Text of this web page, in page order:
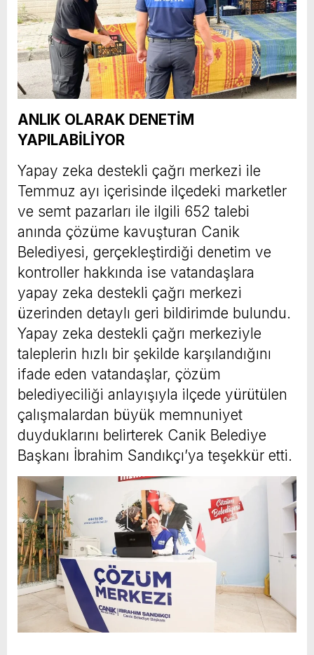
ANLIK OLARAK DENETİM
YAPILABİLİYOR
Yapay zeka destekli çağrı merkezi ile
Temmuz ayı içerisinde ilçedeki marketler
ve semt pazarları ile ilgili 652 talebi
anında çözüme kavuşturan Canik
Belediyesi, gerçekleştirdiği denetim ve
kontroller hakkında ise vatandaşlara
yapay zeka destekli çağrı merkezi
üzerinden detaylı geri bildirimde bulundu.
Yapay zeka destekli çağrı merkeziyle
taleplerin hızlı bir şekilde karşılandığını
ifade eden vatandaşlar, çözüm
belediyeciliği anlayışıyla ilçede yürütülen
çalışmalardan büyük memnuniyet
duyduklarını belirterek Canik Belediye
Başkanı İbrahim Sandıkçı’ya teşekkür etti.